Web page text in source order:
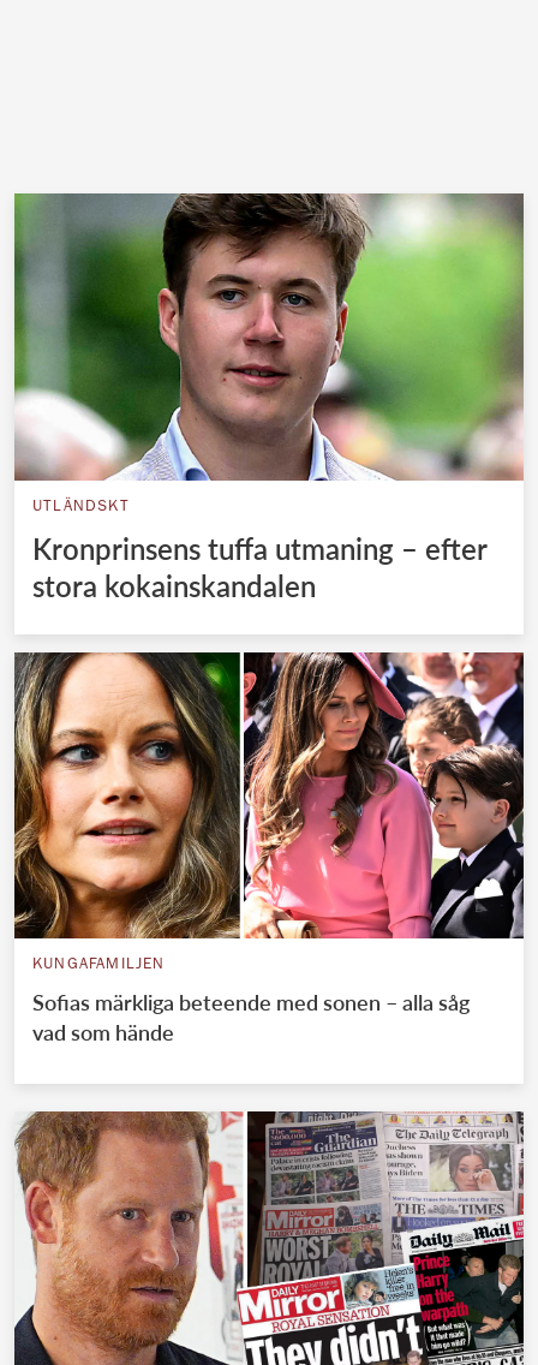
UTLÄNDSKT
Kronprinsens tuffa utmaning – efter
stora kokainskandalen
KUNGAFAMILJEN
Sofias märkliga beteende med sonen – alla såg
vad som hände